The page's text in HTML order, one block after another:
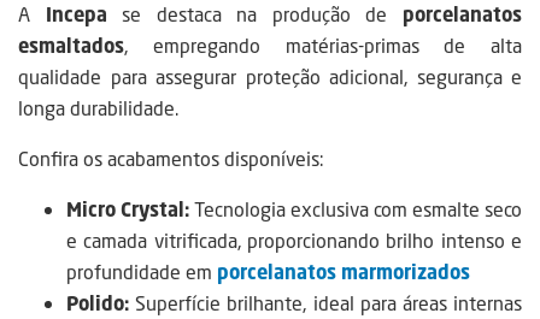
A Incepa se destaca na produção de porcelanatos
esmaltados, empregando matérias-primas de alta
qualidade para assegurar proteção adicional, segurança e
longa durabilidade.
Confira os acabamentos disponíveis:
Micro Crystal:Tecnologia exclusiva com esmalte seco
e camada vitrificada, proporcionando brilho intenso e
profundidade em porcelanatos marmorizados
Polido: Superfície brilhante, ideal para áreas internas